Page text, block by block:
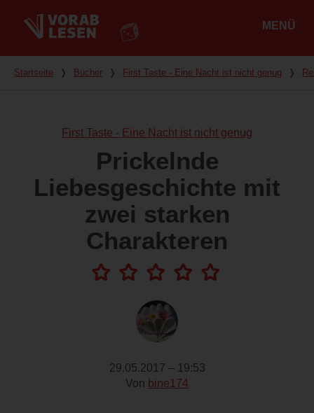
MENÜ
Du bist hier
Startseite ❭ Bücher ❭ First Taste - Eine Nacht ist nicht genug ❭
First Taste - Eine Nacht ist nicht genug
Prickelnde
Liebesgeschichte mit
zwei starken
Charakteren
29.05.2017 – 19:53
Von bine174